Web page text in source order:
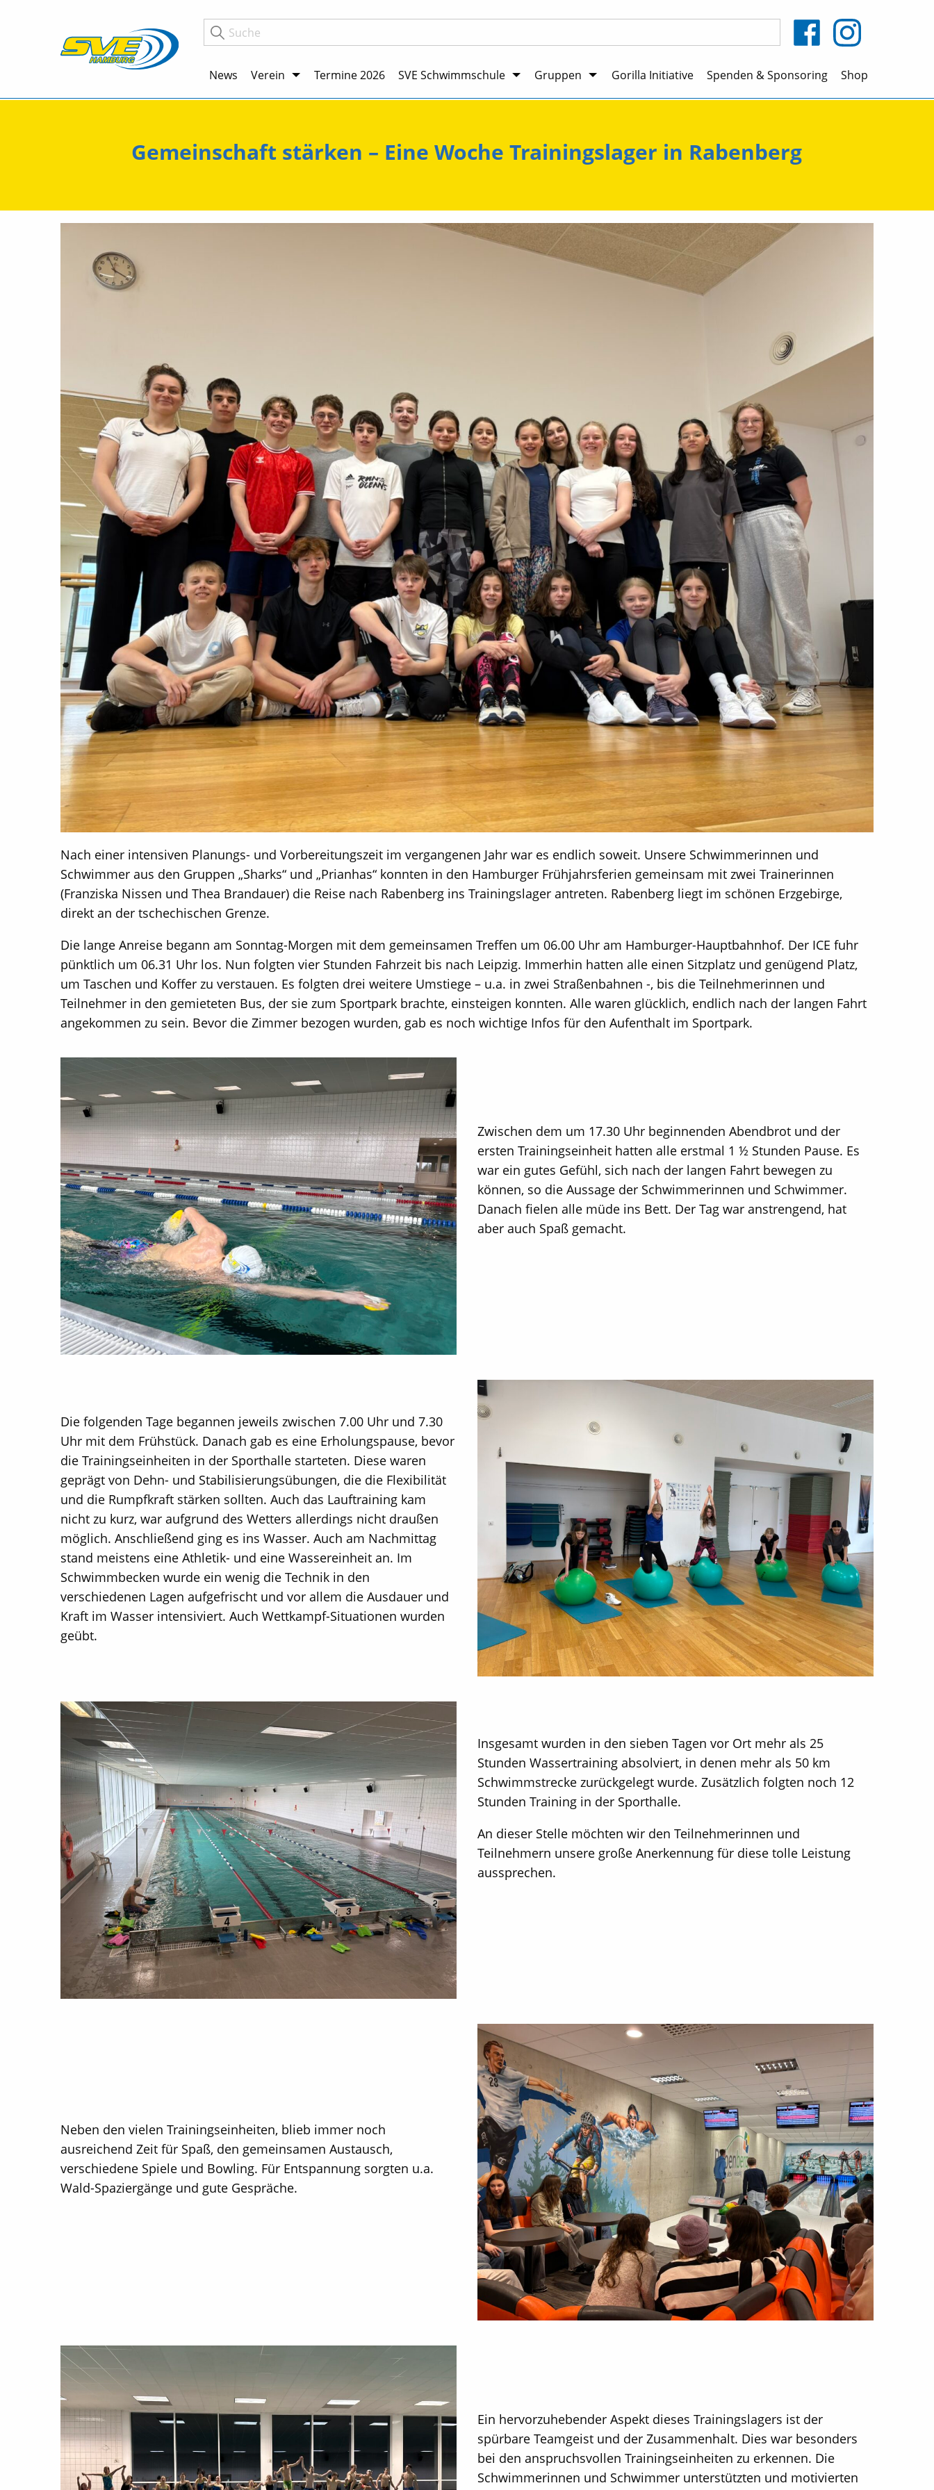
News Verein Termine 2026 SVE Schwimmschule Gruppen Gorilla Initiative Spenden & Sponsoring Shop
Gemeinschaft stärken – Eine Woche Trainingslager in Rabenberg
Nach einer intensiven Planungs- und Vorbereitungszeit im vergangenen Jahr war es endlich soweit. Unsere Schwimmerinnen und
Schwimmer aus den Gruppen „Sharks“ und „Prianhas“ konnten in den Hamburger Frühjahrsferien gemeinsam mit zwei Trainerinnen
(Franziska Nissen und Thea Brandauer) die Reise nach Rabenberg ins Trainingslager antreten. Rabenberg liegt im schönen Erzgebirge,
direkt an der tschechischen Grenze.
Die lange Anreise begann am Sonntag-Morgen mit dem gemeinsamen Treffen um 06.00 Uhr am Hamburger-Hauptbahnhof. Der ICE fuhr
pünktlich um 06.31 Uhr los. Nun folgten vier Stunden Fahrzeit bis nach Leipzig. Immerhin hatten alle einen Sitzplatz und genügend Platz,
um Taschen und Koffer zu verstauen. Es folgten drei weitere Umstiege – u.a. in zwei Straßenbahnen -, bis die Teilnehmerinnen und
Teilnehmer in den gemieteten Bus, der sie zum Sportpark brachte, einsteigen konnten. Alle waren glücklich, endlich nach der langen Fahrt
angekommen zu sein. Bevor die Zimmer bezogen wurden, gab es noch wichtige Infos für den Aufenthalt im Sportpark.
Zwischen dem um 17.30 Uhr beginnenden Abendbrot und der
ersten Trainingseinheit hatten alle erstmal 1 ½ Stunden Pause. Es
war ein gutes Gefühl, sich nach der langen Fahrt bewegen zu
können, so die Aussage der Schwimmerinnen und Schwimmer.
Danach fielen alle müde ins Bett. Der Tag war anstrengend, hat
aber auch Spaß gemacht.
Die folgenden Tage begannen jeweils zwischen 7.00 Uhr und 7.30
Uhr mit dem Frühstück. Danach gab es eine Erholungspause, bevor
die Trainingseinheiten in der Sporthalle starteten. Diese waren
geprägt von Dehn- und Stabilisierungsübungen, die die Flexibilität
und die Rumpfkraft stärken sollten. Auch das Lauftraining kam
nicht zu kurz, war aufgrund des Wetters allerdings nicht draußen
möglich. Anschließend ging es ins Wasser. Auch am Nachmittag
stand meistens eine Athletik- und eine Wassereinheit an. Im
Schwimmbecken wurde ein wenig die Technik in den
verschiedenen Lagen aufgefrischt und vor allem die Ausdauer und
Kraft im Wasser intensiviert. Auch Wettkampf-Situationen wurden
geübt.
Insgesamt wurden in den sieben Tagen vor Ort mehr als 25
Stunden Wassertraining absolviert, in denen mehr als 50 km
Schwimmstrecke zurückgelegt wurde. Zusätzlich folgten noch 12
Stunden Training in der Sporthalle.
An dieser Stelle möchten wir den Teilnehmerinnen und
Teilnehmern unsere große Anerkennung für diese tolle Leistung
aussprechen.
Neben den vielen Trainingseinheiten, blieb immer noch
ausreichend Zeit für Spaß, den gemeinsamen Austausch,
verschiedene Spiele und Bowling. Für Entspannung sorgten u.a.
Wald-Spaziergänge und gute Gespräche.
Ein hervorzuhebender Aspekt dieses Trainingslagers ist der
spürbare Teamgeist und der Zusammenhalt. Dies war besonders
bei den anspruchsvollen Trainingseinheiten zu erkennen. Die
Schwimmerinnen und Schwimmer unterstützten und motivierten